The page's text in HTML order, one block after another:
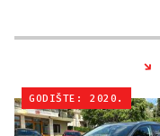
GODIŠTE: 2020.